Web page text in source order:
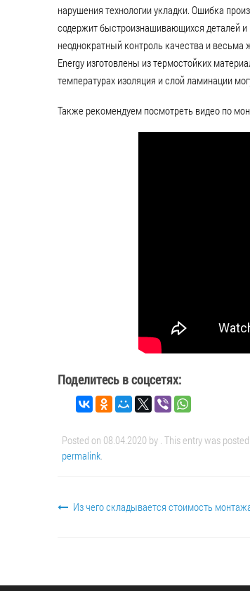
нарушения технологии укладки. Ошибка
содержит быстроизнашивающихся деталей и
неоднократный контроль качества и весьма
Energy изготовлены из термостойких
температурах изоляция и слой ламинации
Также рекомендуем посмотреть видео по
Поделитесь в соцсетях:
Posted on 08.04.2020 by . This entry was
permalink.
Из чего складывается стоимость